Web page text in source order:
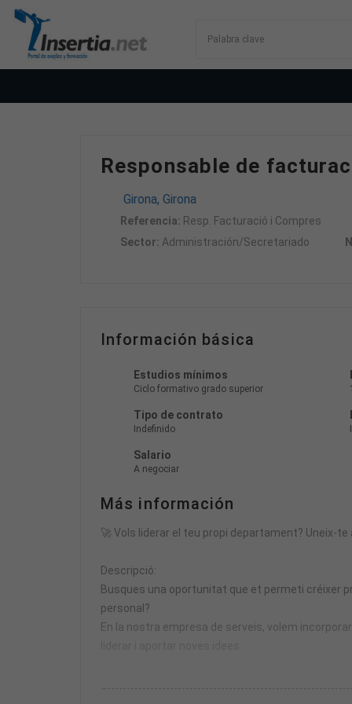
Responsable de
Girona, Girona
Referencia: Resp. Facturació i Compres
Sector: Administración/Secretariado
Información básica
Estudios mínimos
Ciclo formativo grado superior
Tipo de contrato
Indefinido
Salario
A negociar
Más información
🚀 Vols liderar el teu propi departament? Uneix-
Descripció:
Busques una oportunitat que et permeti créixer
personal?
En la nostra empresa de serveis, volem